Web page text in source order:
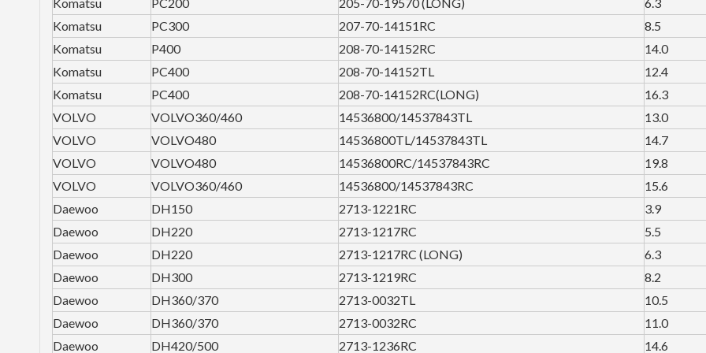
Komatsu
PC300 207-70-14151RC
8.5
Komatsu
P400 208-70-14152RC
14.0
Komatsu
PC400 208-70-14152TL
12.4
Komatsu
PC400 208-70-14152RC(LONG)
16.3
VOLVO
VOLVO360/460 14536800/14537843TL
13.0
VOLVO
VOLVO480 14536800TL/14537843TL
14.7
VOLVO
VOLVO480 14536800RC/14537843RC
19.8
VOLVO
VOLVO360/460 14536800/14537843RC
15.6
Daewoo
DH150 2713-1221RC
3.9
Daewoo
DH220 2713-1217RC
5.5
Daewoo
DH220 2713-1217RC (LONG)
6.3
Daewoo
DH300 2713-1219RC
8.2
Daewoo
DH360/370 2713-0032TL
10.5
Daewoo
DH360/370 2713-0032RC
11.0
Daewoo
DH420/500 2713-1236RC 14.6